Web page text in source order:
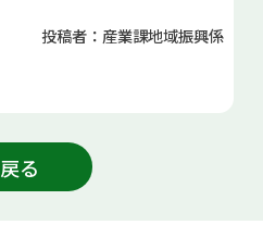
投稿者：産業課地域振興係
戻る